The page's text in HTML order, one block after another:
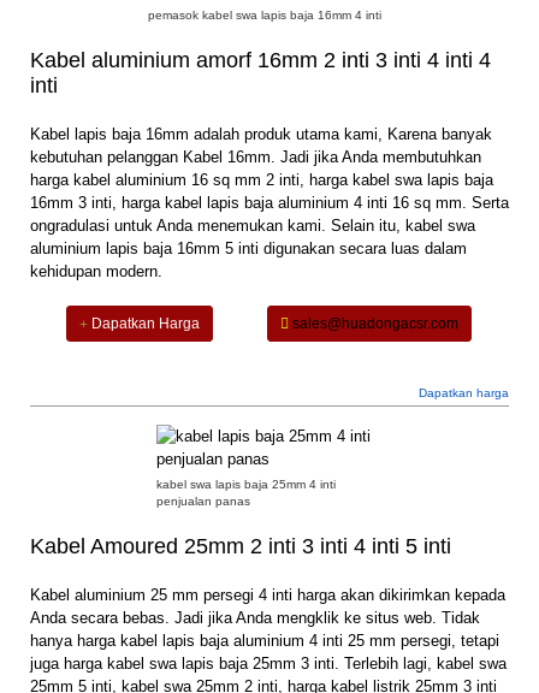
pemasok kabel swa lapis baja 16mm 4 inti
Kabel aluminium amorf 16mm 2 inti 3 inti 4 inti 4
inti
Kabel lapis baja 16mm adalah produk utama kami, Karena banyak
kebutuhan pelanggan Kabel 16mm . Jadi jika Anda membutuhkan
harga kabel aluminium 16 sq mm 2 inti, harga kabel swa lapis baja
16mm 3 inti, harga kabel lapis baja aluminium 4 inti 16 sq mm. Serta
ongradulasi untuk Anda menemukan kami. Selain itu, kabel swa
aluminium lapis baja 16mm 5 inti digunakan secara luas dalam
kehidupan modern.
Dapatkan Harga sales@huadongacsr.com
Dapatkan harga
kabel swa lapis baja 25mm 4 inti
penjualan panas
Kabel Amoured 25mm 2 inti 3 inti 4 inti 5 inti
Kabel aluminium 25 mm persegi 4 inti harga akan dikirimkan kepada
Anda secara bebas. Jadi jika Anda mengklik ke situs web. Tidak
hanya harga kabel lapis baja aluminium 4 inti 25 mm persegi, tetapi
juga harga kabel swa lapis baja 25mm 3 inti. Terlebih lagi, kabel swa
25mm 5 inti, kabel swa 25mm 2 inti, harga kabel listrik 25mm 3 inti